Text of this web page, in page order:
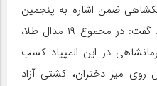
ضمن اشاره به پنجمین
المپیاد فرهنگی ورزشی در شهرکرد گفت: در مجموع ۱۹ مدال طلا،
در این المپیاد کسب
میز دختران، کشتی آزاد